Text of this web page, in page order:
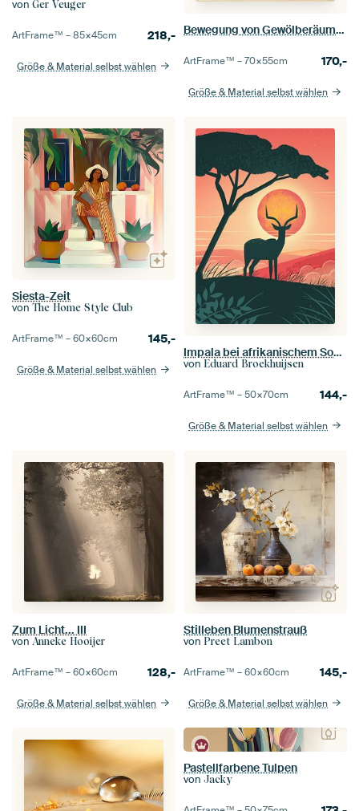
von Ger Veuger
ArtFrame™ –85×45cm 218,-
Größe & Material selbst wählen
Bewegung von Gewölberäumen, Paul Klee
ArtFrame™ –70×55cm 170,-
Größe & Material selbst wählen
Siesta-Zeit
von The Home Style Club
ArtFrame™ –60×60cm 145,-
Größe & Material selbst wählen
Impala bei afrikanischem Sonnenuntergang
von Eduard Broekhuijsen
ArtFrame™ –50×70cm 144,-
Größe & Material selbst wählen
Zum Licht... III
von Anneke Hooijer
ArtFrame™ –60×60cm 128,-
Größe & Material selbst wählen
Stilleben Blumenstrauß
von Preet Lambon
ArtFrame™ –60×60cm 145,-
Größe & Material selbst wählen
Pastellfarbene Tulpen
von Jacky